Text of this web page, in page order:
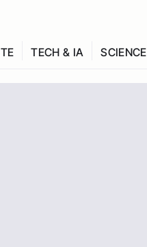
TECH & IA SCIENCE